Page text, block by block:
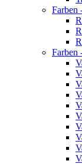
Farben
Farben